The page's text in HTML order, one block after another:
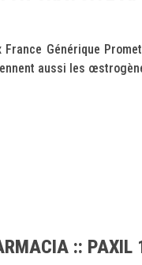
Générique
aussi les
:: PAXIL